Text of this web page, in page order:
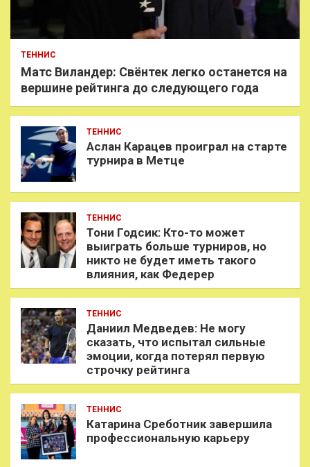
ТЕННИС
Матс Виландер: Свёнтек легко останется на
вершине рейтинга до следующего года
ТЕННИС
Аслан Карацев проиграл на старте
турнира в Метце
ТЕННИС
Тони Годсик: Кто-то может
выиграть больше турниров, но
никто не будет иметь такого
влияния, как Федерер
ТЕННИС
Даниил Медведев: Не могу
сказать, что испытал сильные
эмоции, когда потерял первую
строчку рейтинга
ТЕННИС
Катарина Среботник завершила
профессиональную карьеру